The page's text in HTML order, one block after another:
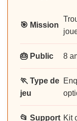
🎯 Mission
🎂 Public 8
🏃 Type de
jeu
📂 Support Kit